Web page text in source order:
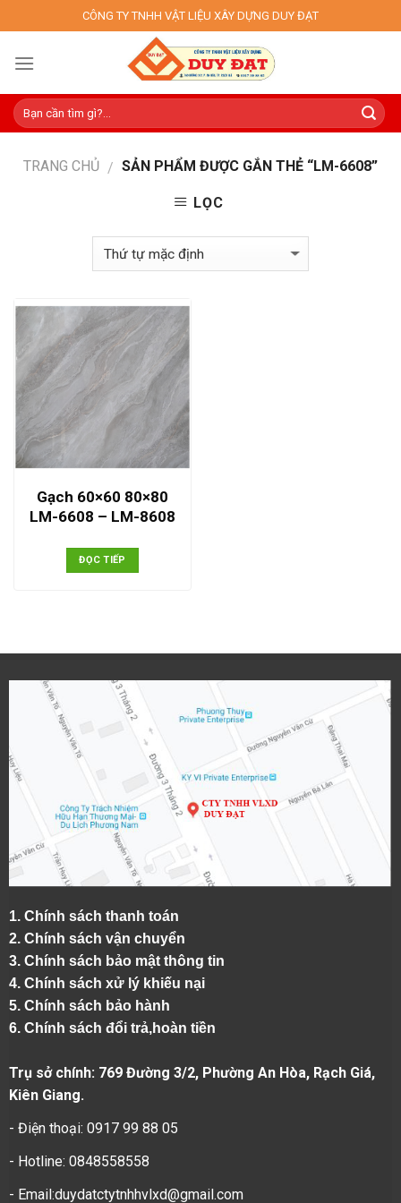
to
content
CÔNG TY TNHH VẬT LIỆU XÂY DỰNG DUY ĐẠT
TRANG CHỦ / SẢN PHẨM ĐƯỢC GẮN THẺ “LM-6608”
LỌC
Gạch 60×60 80×80
LM-6608 – LM-8608
ĐỌC TIẾP
1. Chính sách thanh toán
2. Chính sách vận chuyển
3. Chính sách bảo mật thông tin
4. Chính sách xử lý khiếu nại
5. Chính sách bảo hành
6. Chính sách đổi trả,hoàn tiền
Trụ sở chính: 769 Đường 3/2, Phường An Hòa, Rạch Giá,
Kiên Giang.
- Điện thoại: 0917 99 88 05
- Hotline: 0848558558
- Email:duydatctytnhhvlxd@gmail.com